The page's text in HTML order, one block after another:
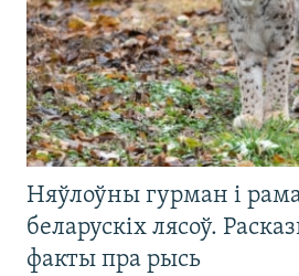
Няўлоўны гурман і
беларускіх лясоў.
факты пра рысь